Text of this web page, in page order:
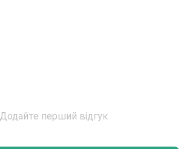
Додайте перший відгук